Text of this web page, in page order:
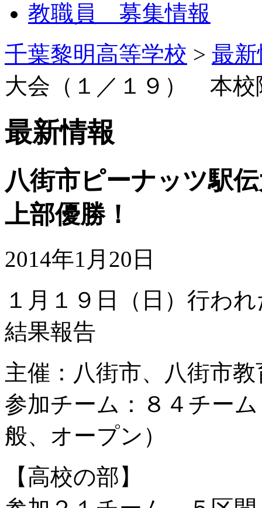
教職員 募集情報
千葉黎明高等学校 > 最
大会（１／１９） 本校
最新情報
八街市ピーナッツ駅
上部優勝！
2014年1月20日
１月１９日（日）行わ
結果報告
主催：八街市、八街市
参加チーム：８４チー
般、オープン）
【高校の部】